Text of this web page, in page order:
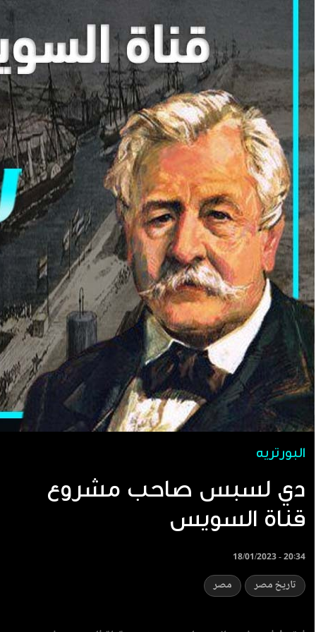
البورتريه
دي لسبس صاحب مشروع
قناة السويس
18/01/2023 - 20:34
تاريخ مصر مصر